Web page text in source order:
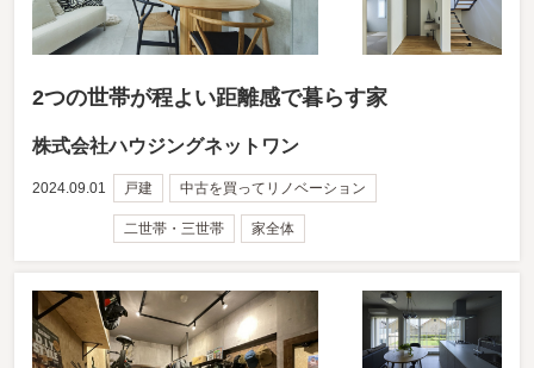
2つの世帯が程よい距離感で暮らす家
株式会社ハウジングネットワン
2024.09.01 戸建 中古を買ってリノベーション
二世帯・三世帯 家全体